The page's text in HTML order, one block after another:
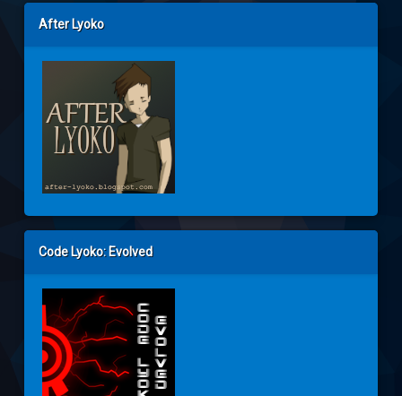
After Lyoko
Code Lyoko: Evolved